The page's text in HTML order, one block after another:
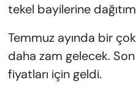
tekel bayilerine
Temmuz ayında bir
daha zam gelecek.
fiyatları için geldi.
YAZAR KÖŞESİ
SİYASET
VAN VE DİYARBAKIR